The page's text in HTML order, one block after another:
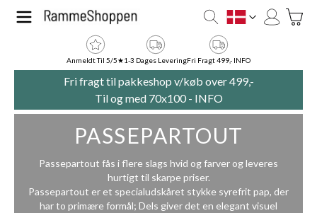
Skip to Content
DK
Anmeldt Til 5/5★1-3 Dages LeveringFri Fragt 499,- INFO
Fri fragt til pakkeshop v/køb over 499,-
Til og med 70x100 - INFO
PASSEPARTOUT
Passepartout fås i flere slags hvid og farver og leveres
hurtigt til skarpe priser.
Passepartout er et specialudskåret stykke syrefrit pap, der
har to primære formål; Dels giver det en elegant visuel